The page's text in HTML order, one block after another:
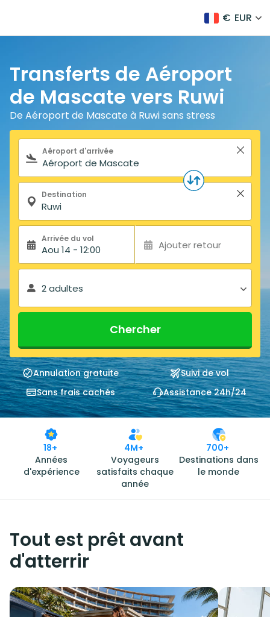
€ EUR
Transferts de Aéroport
de Mascate vers Ruwi
De Aéroport de Mascate à Ruwi sans stress
Formulaire de recherche
Aéroport d'arrivée
Destination
Arrivée du vol
Aou 14 - 12:00 Ajouter retour
2 adultes
Chercher
Annulation gratuite
Suivi de vol
Sans frais cachés
Assistance 24h/24
18+
Années
d'expérience
4M+
Voyageurs
satisfaits chaque
année
700+
Destinations dans
le monde
Tout est prêt avant
d'atterrir